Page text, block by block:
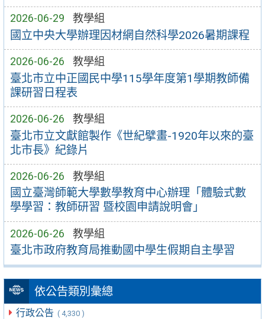
2026-06-29 教學組
國立中央大學辦理因材網自然科學2026暑期課程
2026-06-26 教學組
臺北市立中正國民中學115學年度第1學期教師備
課研習日程表
2026-06-26 教學組
臺北市立文獻館製作《世紀擘畫-1920年以來的臺
北市長》紀錄片
2026-06-26 教學組
國立臺灣師範大學數學教育中心辦理「體驗式數
學學習：教師研習 暨校園申請說明會」
2026-06-26 教學組
臺北市政府教育局推動國中學生假期自主學習
依公告類別彙總
行政公告 ( 4,330 )